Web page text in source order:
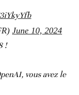
June 10, 2024
!
vous avez le